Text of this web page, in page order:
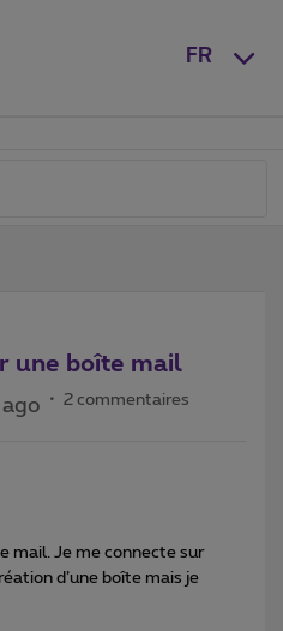
FR
une boîte mail
2 commentaires
mail. Je me connecte sur
d’une boîte mais je